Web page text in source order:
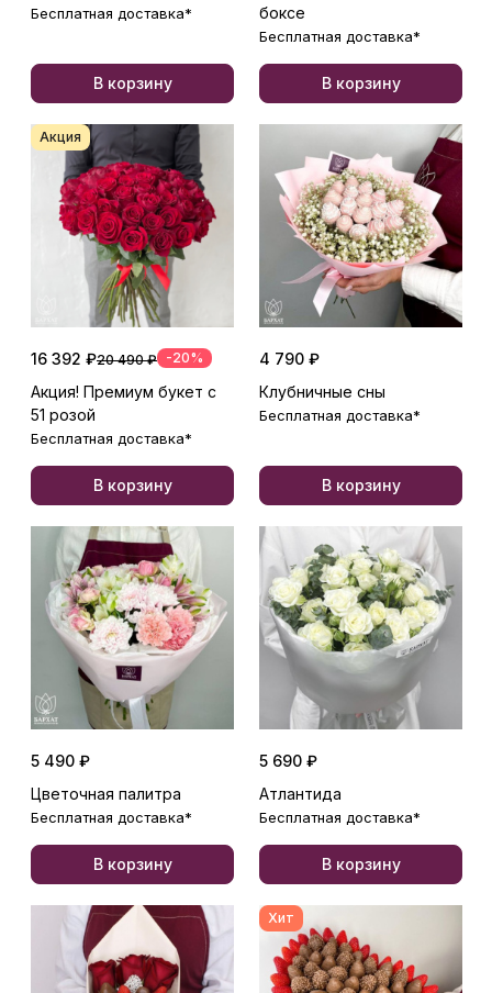
Бесплатная доставка*
В корзину
боксе
Бесплатная доставка*
В корзину
Акция
16 392 ₽20 490 ₽ -20%
Акция! Премиум букет с
51 розой
Бесплатная доставка*
В корзину
4 790 ₽
Клубничные сны
Бесплатная доставка*
В корзину
5 490 ₽
Цветочная палитра
Бесплатная доставка*
В корзину
5 690 ₽
Атлантида
Бесплатная доставка*
В корзину
Хит